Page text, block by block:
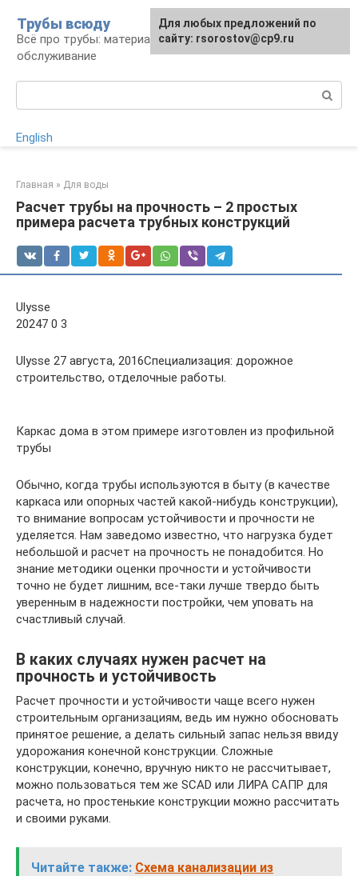
контенту
Трубы всюду
Всё про трубы: материалы, монтаж и
обслуживание
English
Главная » Для воды
Расчет трубы на прочность – 2 простых
примера расчета трубных конструкций
Ulysse
20247 0 3
Ulysse 27 августа, 2016Специализация: дорожное
строительство, отделочные работы.
Каркас дома в этом примере изготовлен из профильной
трубы
Обычно, когда трубы используются в быту (в качестве
каркаса или опорных частей какой-нибудь конструкции),
то внимание вопросам устойчивости и прочности не
уделяется. Нам заведомо известно, что нагрузка будет
небольшой и расчет на прочность не понадобится. Но
знание методики оценки прочности и устойчивости
точно не будет лишним, все-таки лучше твердо быть
уверенным в надежности постройки, чем уповать на
счастливый случай.
В каких случаях нужен расчет на
прочность и устойчивость
Расчет прочности и устойчивости чаще всего нужен
строительным организациям, ведь им нужно обосновать
принятое решение, а делать сильный запас нельзя ввиду
удорожания конечной конструкции. Сложные
конструкции, конечно, вручную никто не рассчитывает,
можно пользоваться тем же SCAD или ЛИРА САПР для
расчета, но простенькие конструкции можно рассчитать
и своими руками.
Читайте также: Схема канализации из
Для любых предложений по
сайту: rsorostov@cp9.ru